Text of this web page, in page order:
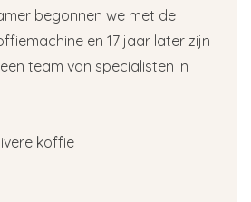
begonnen we met de
en 17 jaar later zijn
team van specialisten in
koffie